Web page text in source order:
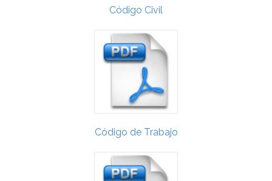
Código Civil
Código de Trabajo